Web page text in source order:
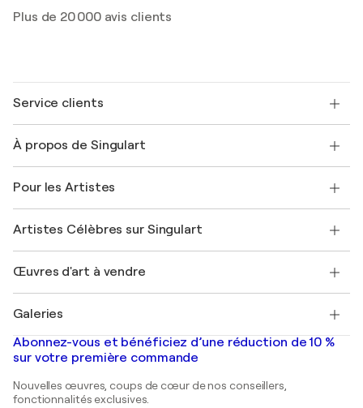
Plus de 20 000 avis clients
Service clients
Expédition
Offrir une carte cadeau
Rejoignez notre programme commercial
Mon compte
+33 1 76 44 06 42
À propos de Singulart
FAQ
Magazine Singulart
Emplois
Découvrez une sélection d'art original
Pour les Artistes
Se connecter en tant qu'Artiste
Artistes Célèbres sur Singulart
Marc Chagall
Banksy
Mr. Brainwash
Shepard Fairey
Œuvres d'art à vendre
Tableaux abstraits à vendre
Peintures de paysage
Estampes
Peintures acryliques
Galeries
Galeries d'art en France
Galeries d'art en Belgique
Abonnez-vous et bénéficiez d’une réduction de 10 %
sur votre première commande
Nouvelles œuvres, coups de cœur de nos conseillers,
fonctionnalités exclusives.